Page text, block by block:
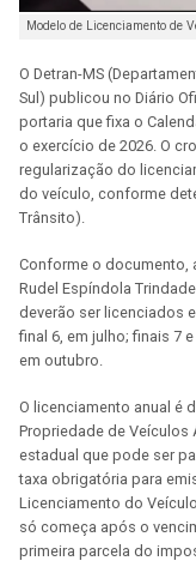
Modelo de Licenciamento de
O Detran-MS
Sul) publicou no Diário
portaria que fixa o
o exercício de 2026. O
regularização do
do veículo, conforme
Trânsito).
Conforme o documento,
Rudel Espíndola
deverão ser licenciados
final 6, em julho; finais 7
em outubro.
O licenciamento anual é
Propriedade de Veículos
estadual que pode ser
taxa obrigatória para
Licenciamento do
só começa após o
primeira parcela do